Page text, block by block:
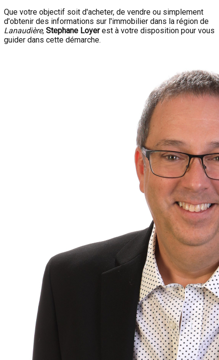
Que votre objectif soit d'acheter, de vendre ou simplement
d'obtenir des informations sur l'immobilier dans la région de
Lanaudière, Stephane Loyerest à votre disposition pour vous
guider dans cette démarche.